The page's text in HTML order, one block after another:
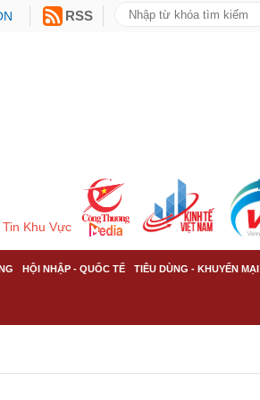
RSS
Tin Khu Vực
HỘI NHẬP - QUỐC TẾ TIÊU DÙNG - KHUYẾN MẠI